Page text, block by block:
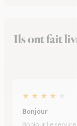
Ils ont fait
★ ★ ★ ★
Bonjour
Bonjour Le